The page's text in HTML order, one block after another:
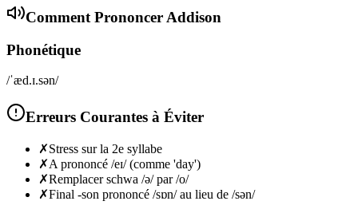
Comment Prononcer Addison
Phonétique
/ˈæd.ɪ.sən/
Erreurs Courantes à Éviter
✗Stress sur la 2e syllabe
✗A prononcé /eɪ/ (comme 'day')
✗Remplacer schwa /ə/ par /o/
✗Final -son prononcé /sɒn/ au lieu de /sən/